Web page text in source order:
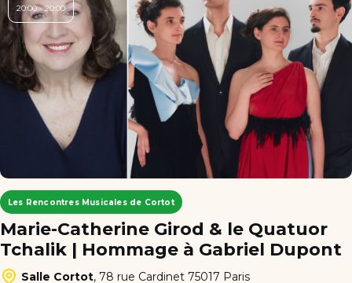
20:00 - 20:00
Les Rencontres Musicales de Cortot
Marie-Catherine Girod & le Quatuor
Tchalik | Hommage à Gabriel Dupont
Salle Cortot, 78 rue Cardinet 75017 Paris